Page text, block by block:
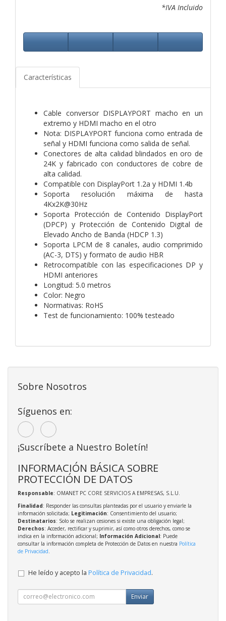
*IVA Incluido
Características
Cable conversor DISPLAYPORT macho en un
extremo y HDMI macho en el otro
Nota: DISPLAYPORT funciona como entrada de
señal y HDMI funciona como salida de señal.
Conectores de alta calidad blindados en oro de
24K y fabricado con conductores de cobre de
alta calidad.
Compatible con DisplayPort 1.2a y HDMI 1.4b
Soporta resolución máxima de hasta
4Kx2K@30Hz
Soporta Protección de Contenido DisplayPort
(DPCP) y Protección de Contenido Digital de
Elevado Ancho de Banda (HDCP 1.3)
Soporta LPCM de 8 canales, audio comprimido
(AC-3, DTS) y formato de audio HBR
Retrocompatible con las especificaciones DP y
HDMI anteriores
Longitud: 5.0 metros
Color: Negro
Normativas: RoHS
Test de funcionamiento: 100% testeado
Sobre Nosotros
Síguenos en:
¡Suscríbete a Nuestro Boletín!
INFORMACIÓN BÁSICA SOBRE
PROTECCIÓN DE DATOS
Responsable: OMANET PC CORE SERVICIOS A EMPRESAS, S.L.U.
Finalidad: Responder las consultas planteadas por el usuario y enviarle la
información solicitada; Legitimación: Consentimiento del usuario;
Destinatarios: Solo se realizan cesiones si existe una obligación legal;
Derechos: Acceder, rectificar y suprimir, así como otros derechos, como se
indica en la información adicional; Información Adicional: Puede
consultar la información completa de Protección de Datos en nuestra Política
de Privacidad
He leído y acepto la Política de Privacidad.
Enviar